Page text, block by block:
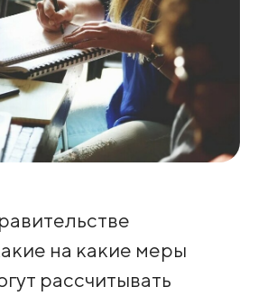
на какие меры
рассчитывать